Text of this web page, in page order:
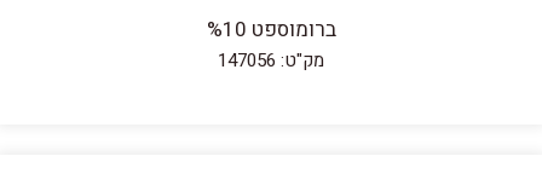
ברומוספט %10
מק"ט: 147056